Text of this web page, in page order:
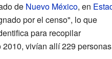
de Nuevo México, en
por el censo", lo que
para recopilar
vivían allí 229